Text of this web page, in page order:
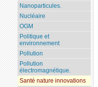
Nanoparticules.
Nucléaire
OGM
Politique et
environnement
Pollution
Pollution
électromagnétique.
Santé nature innovations